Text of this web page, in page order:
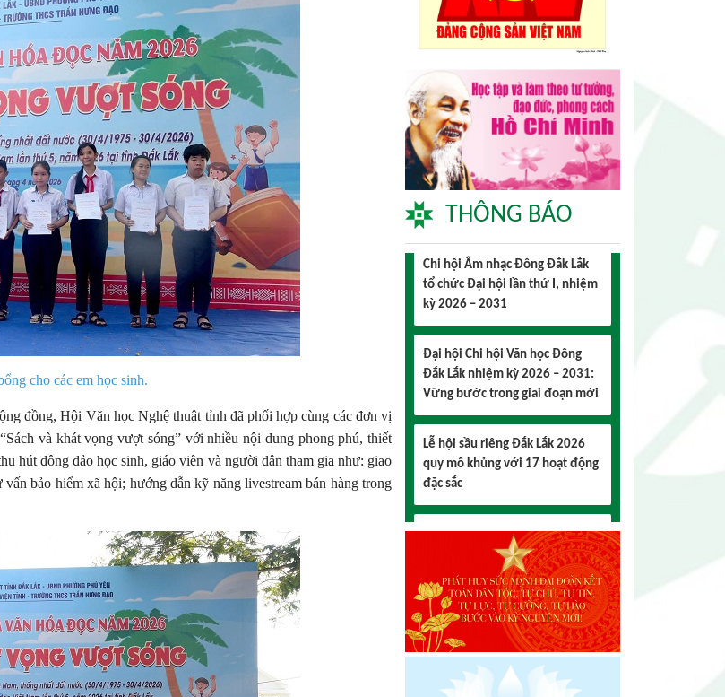
cho các em học sinh.
đồng, Hội Văn học Nghệ thuật tỉnh đã phối hợp cùng các đơn vị
và khát vọng vượt sóng” với nhiều nội dung phong phú, thiết
hút đông đảo học sinh, giáo viên và người dân tham gia như: giao
bảo hiểm xã hội; hướng dẫn kỹ năng livestream bán hàng trong
THÔNG BÁO
Đại hội lần thứ I Chi hội Múa:
Đại hội lần thứ I Chi hội Nhiếp
ảnh Đông Đắk Lắk nhiệm kỳ
2026 – 2031 thành công tốt đẹp
Chi hội Âm nhạc Đông Đắk Lắk
tổ chức Đại hội lần thứ I, nhiệm
Đại hội Chi hội Văn học Đông
Đắk Lắk nhiệm kỳ 2026 – 2031:
Vững bước trong giai đoạn mới
Lễ hội sầu riêng Đắk Lắk 2026
quy mô khủng với 17 hoạt động
đặc sắc
Đại hội lần thứ I Chi hội Múa:
Sức trẻ dẫn lối đổi mới
Đại hội lần thứ I Chi hội Nhiếp
ảnh Đông Đắk Lắk nhiệm kỳ
2026 – 2031 thành công tốt đẹp
Chi hội Âm nhạc Đông Đắk Lắk
tổ chức Đại hội lần thứ I, nhiệm
kỳ 2026 – 2031